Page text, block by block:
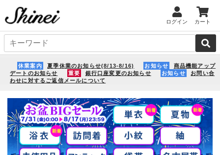
ログイン カート
休業案内 夏季休業のお知らせ(8/13-8/16) お知らせ
商品機能アップ
デートのお知らせ
重要 銀行口座変更のお知らせ お知らせ
お問い合
わせに対するご返信メールについて